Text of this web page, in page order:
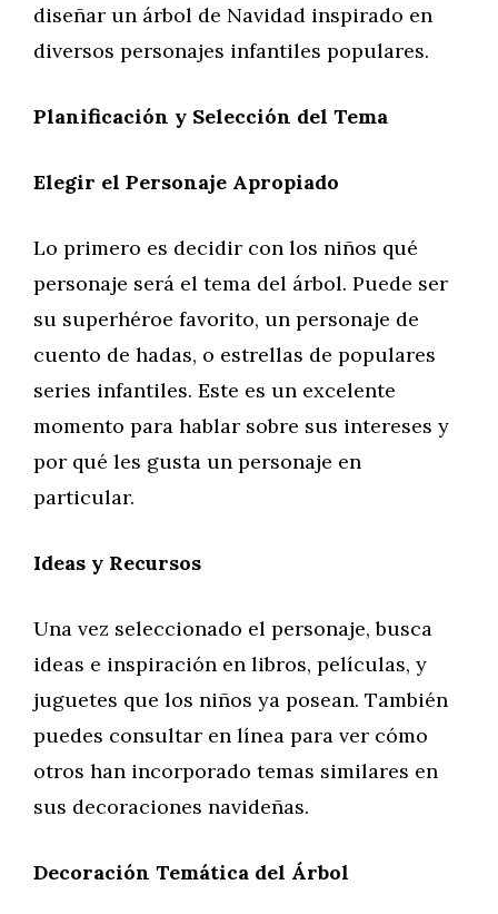
diseñar un árbol de Navidad inspirado en
diversos personajes infantiles populares.
Planificación y Selección del Tema
Elegir el Personaje Apropiado
Lo primero es decidir con los niños qué
personaje será el tema del árbol. Puede ser
su superhéroe favorito, un personaje de
cuento de hadas, o estrellas de populares
series infantiles. Este es un excelente
momento para hablar sobre sus intereses y
por qué les gusta un personaje en
particular.
Ideas y Recursos
Una vez seleccionado el personaje, busca
ideas e inspiración en libros, películas, y
juguetes que los niños ya posean. También
puedes consultar en línea para ver cómo
otros han incorporado temas similares en
sus decoraciones navideñas.
Decoración Temática del Árbol